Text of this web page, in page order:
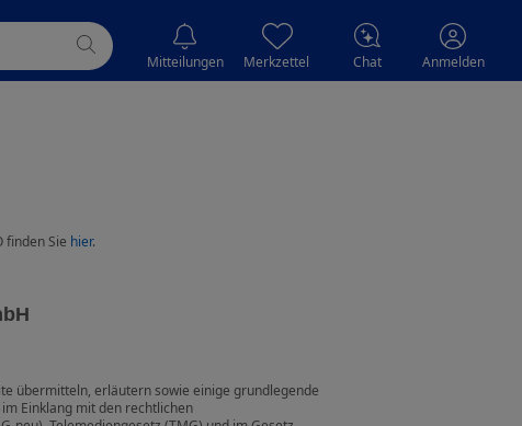
Mitteilungen Merkzettel Chat Anmelden
finden Sie hier.
übermitteln, erläutern sowie einige grundlegende
Einklang mit den rechtlichen